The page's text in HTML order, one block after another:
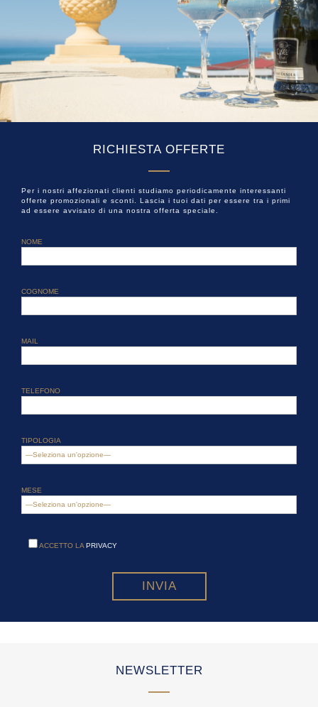
RICHIESTA OFFERTE
Per i nostri affezionati clienti studiamo periodicamente interessanti
offerte promozionali e sconti. Lascia i tuoi dati per essere tra i primi
ad essere avvisato di una nostra offerta speciale.
NOME
COGNOME
MAIL
TELEFONO
TIPOLOGIA
MESE
ACCETTO LAPRIVACY
NEWSLETTER